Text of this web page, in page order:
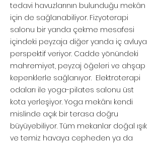
tedavi havuzlarının bulunduğu mekân
için de sağlanabiliyor. Fizyoterapi
salonu bir yanda çekme mesafesi
içindeki peyzaja diğer yanda iç avluya
perspektif veriyor. Cadde yönündeki
mahremiyet, peyzaj öğeleri ve ahşap
kepenklerle sağlanıyor. Elektroterapi
odaları ile yoga-pilates salonu üst
kota yerleşiyor. Yoga mekânı kendi
mislinde açık bir terasa doğru
büyüyebiliyor. Tüm mekanlar doğal ışık
ve temiz havaya cepheden ya da